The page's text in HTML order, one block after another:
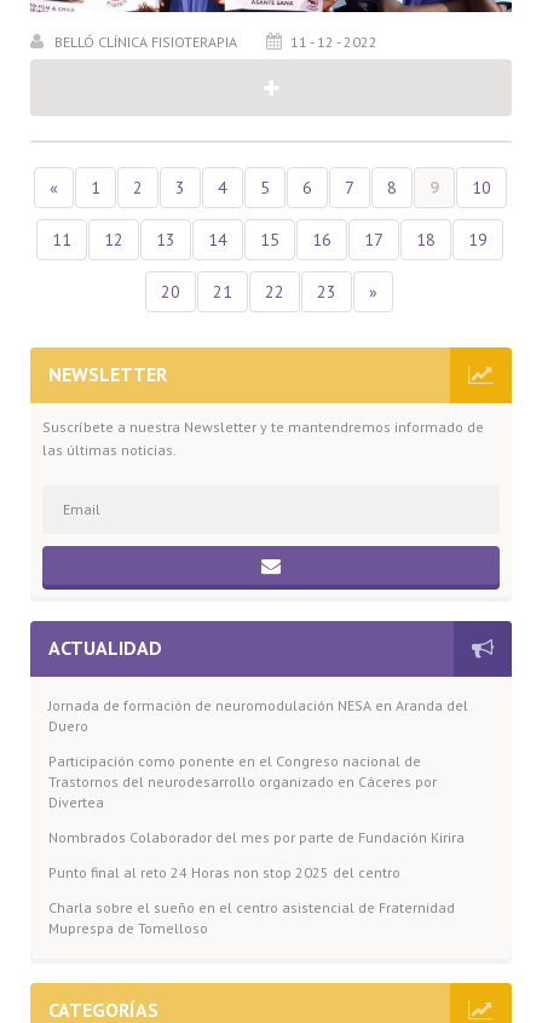
BELLÓ CLÍNICA FISIOTERAPIA 11 - 12 - 2022
« 1 2 3 4 5 6 7 8 9 10
11 12 13 14 15 16 17 18 19
20 21 22 23 »
NEWSLETTER
Suscríbete a nuestra Newsletter y te mantendremos informado de
las últimas noticias.
ACTUALIDAD
Jornada de formación de neuromodulación NESA en Aranda del
Duero
Participación como ponente en el Congreso nacional de
Trastornos del neurodesarrollo organizado en Cáceres por
Divertea
Nombrados Colaborador del mes por parte de Fundación Kirira
Punto final al reto 24 Horas non stop 2025 del centro
Charla sobre el sueño en el centro asistencial de Fraternidad
Muprespa de Tomelloso
CATEGORÍAS